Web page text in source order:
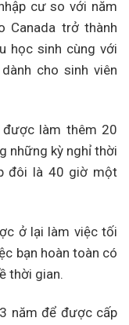
cư so với năm
Canada trở thành
học sinh cùng với
cho sinh viên
được làm thêm 20
những kỳ nghỉ thời
đôi là 40 giờ một
ở lại làm việc tối
bạn hoàn toàn có
thời gian.
năm để được cấp